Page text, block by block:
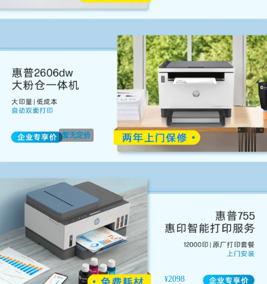
暂无定价
¥2098